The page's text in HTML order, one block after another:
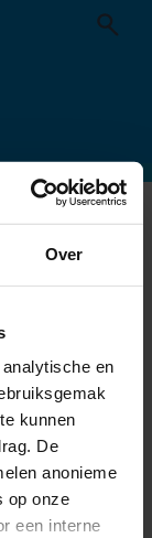
Over
en
kunnen
De
anonieme
op onze
een interne